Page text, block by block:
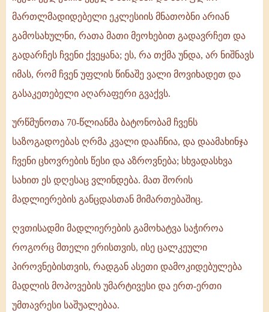
მართლმადიდებელი ეკლესიის მნათობნი არიან
გამოსახულნი, რათა მათი მეოხებით გადავრჩეთ და
გადარჩეს ჩვენი ქვეყანა; ეს, რა თქმა უნდა, არ ნიშნავს
იმას, რომ ჩვენ უფლის წინაშე ვალი მოვიხადეთ და
გასაკეთებელი აღარაფერი გვაქვს.
ურწმუნოთა 70-წლიანმა ბატონობამ ჩვენს
საზოგადოებას ღრმა კვალი დააჩნია, და დაამახინჯა
ჩვენი ცხოვრების წესი და აზროვნება; სხვადასხვა
სახით ეს დღესაც ვლინდება. მათ შორის
მადლიერების განცდასთან მიმართებაშიც.
ღვთისადმი მადლიერების გამოხატვა საჭიროა
როგორც მთელი ერისთვის, ისე ცალკეული
პიროვნებისთვის, რადგან ასეთი დამოკიდებულება
მადლის მოპოვების უმარტივესი და ერთ-ერთი
უმთავრესი საშუალებაა.